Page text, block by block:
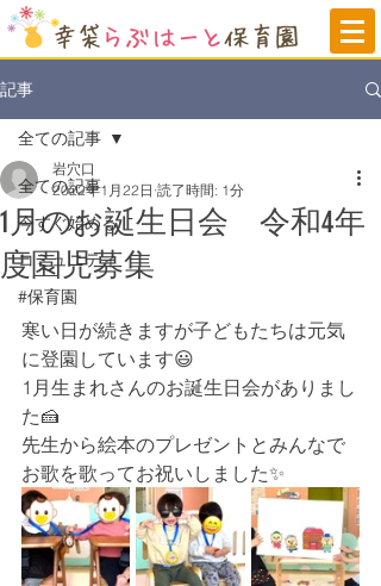
記事
全ての記事
今すぐ始める
コミュニティ
#保育園
全ての記事
1月のお誕生日会 令和4年
度園児募集
岩穴口
2022年1月22日 読了時間: 1分
寒い日が続きますが子どもたちは元気
に登園しています😃
1月生まれさんのお誕生日会がありまし
た🍰
先生から絵本のプレゼントとみんなで
お歌を歌ってお祝いしました✨